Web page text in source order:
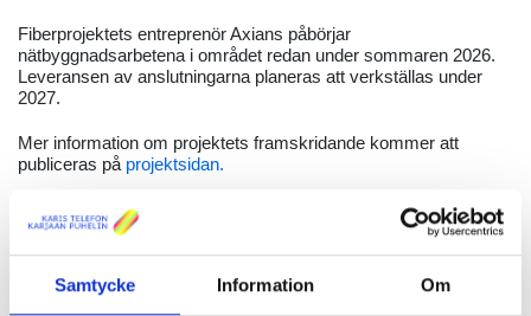
Samtycke Information Om
Fiberprojektets entreprenör Axians påbörjar
nätbyggnadsarbetena i området redan under sommaren 2026.
Leveransen av anslutningarna planeras att verkställas under
2027.
Mer information om projektets framskridande kommer att
publiceras på projektsidan.
Säkra framtidens digitala förbindelse till
din fastighet